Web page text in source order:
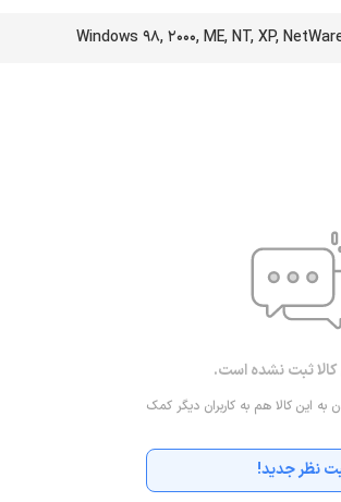
Windows 98, 2000, ME, NT, XP,
ثبت نشده است.
به این کالا هم به کاربران دیگر کمک
نظر جدید!